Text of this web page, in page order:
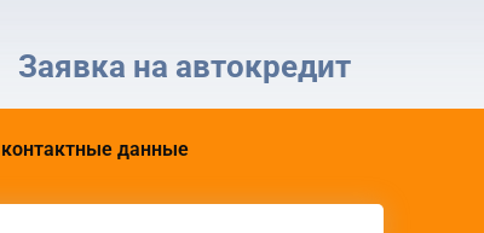
Заявка на автокредит
данные